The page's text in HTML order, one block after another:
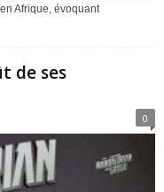
Afrique, évoquant
de ses
0